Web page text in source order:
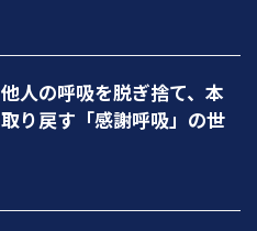
他人の呼吸を脱ぎ捨て、本
り戻す「感謝呼吸」の世